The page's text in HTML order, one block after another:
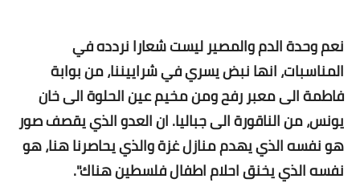
نعم وحدة الدم والمصير ليست شعارا نردده في
المناسبات، انها نبض يسري في شراييننا، من بوابة
فاطمة الى معبر رفح ومن مخيم عين الحلوة الى خان
يونس، من الناقورة الى جباليا. ان العدو الذي يقصف صور
هو نفسه الذي يهدم منازل غزة والذي يحاصرنا هنا، هو
نفسه الذي يخنق احلام اطفال فلسطين هناك".